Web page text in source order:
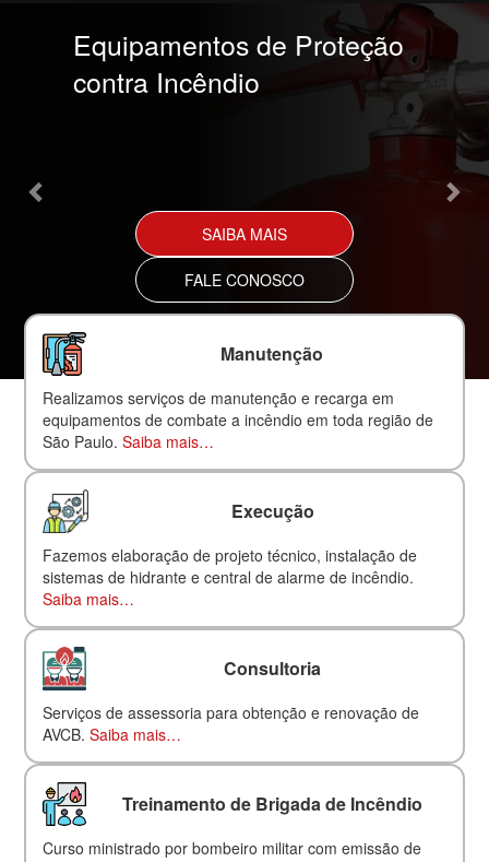
Equipamentos de Proteção
contra Incêndio
SAIBA MAIS
FALE CONOSCO
Manutenção
Realizamos serviços de manutenção e recarga em
equipamentos de combate a incêndio em toda região de
São Paulo.Saiba mais…
Execução
Fazemos elaboração de projeto técnico, instalação de
sistemas de hidrante e central de alarme de incêndio.
Saiba mais…
Consultoria
Serviços de assessoria para obtenção e renovação de
AVCB.Saiba mais…
Treinamento de Brigada de Incêndio
Curso ministrado por bombeiro militar com emissão de